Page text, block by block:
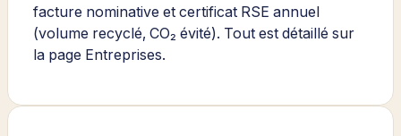
facture nominative et certificat RSE annuel
(volume recyclé, CO₂ évité). Tout est détaillé sur
la page Entreprises.